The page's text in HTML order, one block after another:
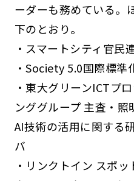
ーダーも務めている。
下のとおり。
・スマートシティ官民
・Society 5.0国際標準
・東大グリーンICTプ
ンググループ 主査・
AI技術の活用に関する
バ
・リンクトイン スポ